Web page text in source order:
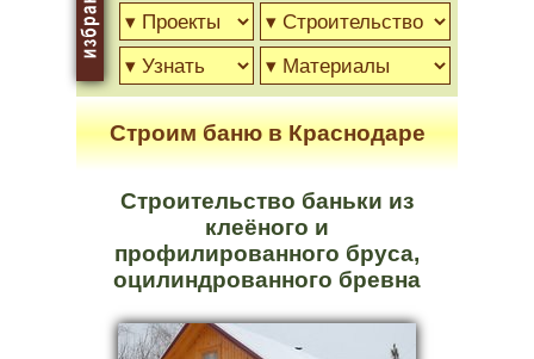
Строительство баньки из
клеёного и
профилированного бруса,
оцилиндрованного бревна
Строим баню в Краснодаре